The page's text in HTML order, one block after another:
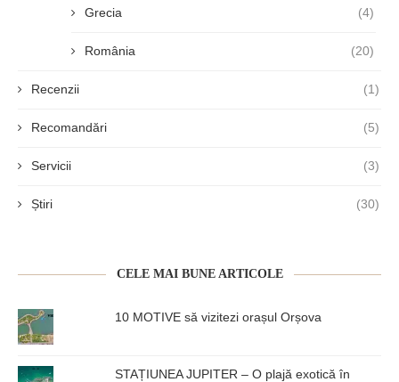
Grecia (4)
România (20)
Recenzii (1)
Recomandări (5)
Servicii (3)
Știri (30)
CELE MAI BUNE ARTICOLE
10 MOTIVE să vizitezi orașul Orșova
STAȚIUNEA JUPITER – O plajă exotică în